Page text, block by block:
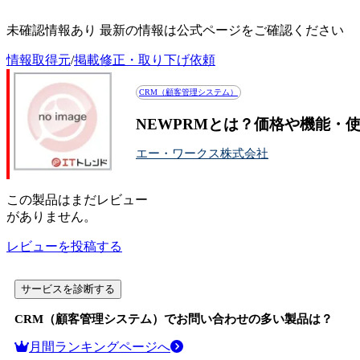
未確認情報あり 最新の情報は公式ページをご確認ください
情報取得元/掲載修正・取り下げ依頼
CRM（顧客管理システム）
NEWPRMとは？価格や機能・
エー・ワークス株式会社
この製品はまだレビュー
がありません。
レビューを投稿する
サービスを診断する
CRM（顧客管理システム） でお問い合わせの多い製品は？
月間ランキングページへ